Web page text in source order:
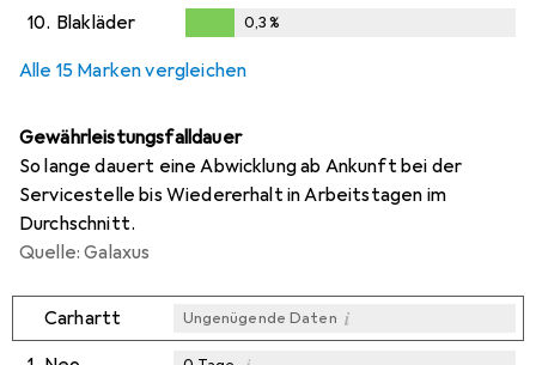
0,2%
10. Blakläder 0,3%
Alle 15 Marken vergleichen
Gewährleistungsfalldauer
So lange dauert eine Abwicklung ab Ankunft bei der
Servicestelle bis Wiedererhalt in Arbeitstagen im
Durchschnitt.
Quelle: Galaxus
Carhartt Ungenügende Daten i